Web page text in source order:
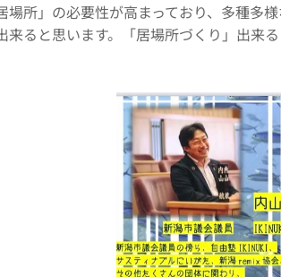
場所」の必要性が高まっており、多種多
来ると思います。「居場所づくり」出来